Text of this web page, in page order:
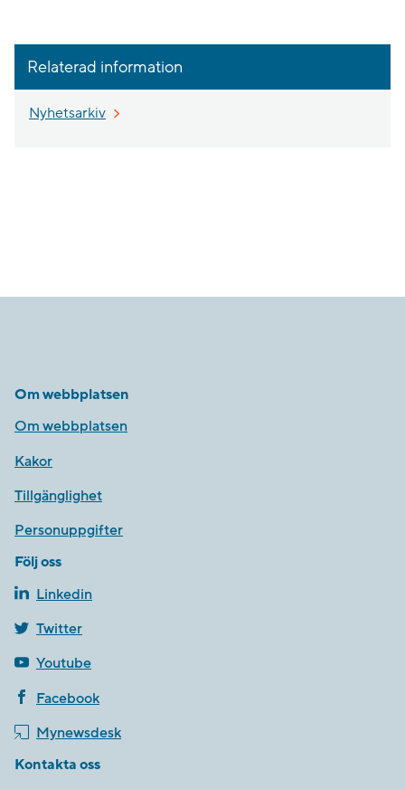
Relaterad information
Nyhetsarkiv
Om webbplatsen
Om webbplatsen
Kakor
Tillgänglighet
Personuppgifter
Följ oss
Linkedin
Twitter
Youtube
Facebook
Mynewsdesk
Kontakta oss